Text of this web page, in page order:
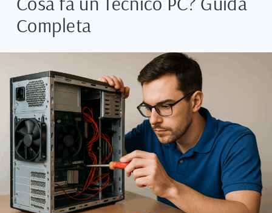
Completa